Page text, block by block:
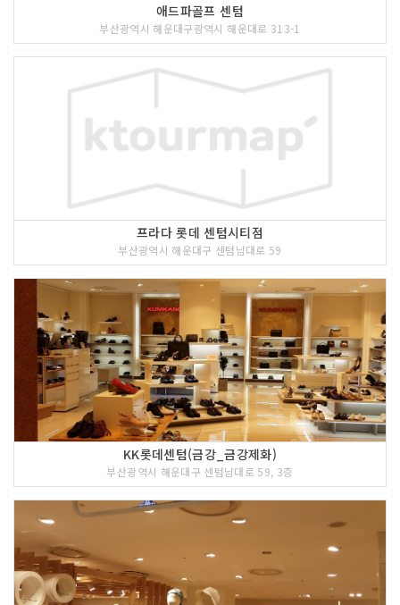
애드파골프 센텀
부산광역시 해운대구광역시 해운대로 313-1
프라다 롯데 센텀시티점
부산광역시 해운대구 센텀남대로 59
KK롯데센텀(금강_금강제화)
부산광역시 해운대구 센텀남대로 59, 3층